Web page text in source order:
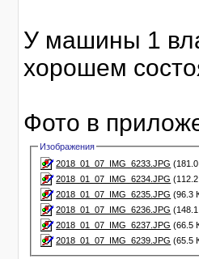
У машины 1
хорошем
Фото в
Изображения
2018_01_07_IMG_6233.JPG
2018_01_07_IMG_6234.JPG
2018_01_07_IMG_6235.JPG (96.3
2018_01_07_IMG_6236.JPG
2018_01_07_IMG_6237.JPG (66.5
2018_01_07_IMG_6239.JPG (65.5